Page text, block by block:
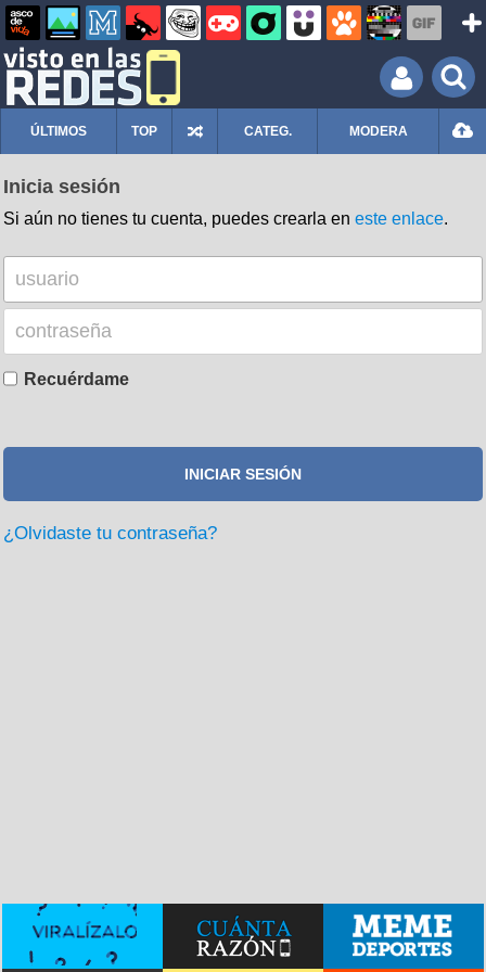
ÚLTIMOS TOP CATEG. MODERA
Inicia sesión
Si aún no tienes tu cuenta, puedes crearla en este enlace.
Recuérdame
¿Olvidaste tu contraseña?